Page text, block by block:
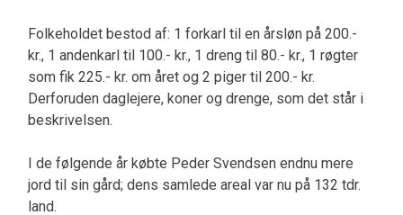
Folkeholdet bestod af: 1 forkarl til en årsløn på 200.-
kr., 1 andenkarl til 100.- kr., 1 dreng til 80.- kr., 1 røgter
som fik 225.- kr. om året og 2 piger til 200.- kr.
Derforuden daglejere, koner og drenge, som det står i
beskrivelsen.
I de følgende år købte Peder Svendsen endnu mere
jord til sin gård; dens samlede areal var nu på 132 tdr.
land.